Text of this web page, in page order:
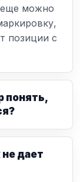
еще можно
позиции с
понять,
дает